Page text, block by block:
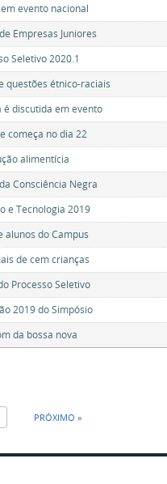
evento nacional
Empresas Juniores
Seletivo 2020.1
questões étnico-raciais
discutida em evento
começa no dia 22
alimentícia
Consciência Negra
e Tecnologia 2019
alunos do Campus
de cem crianças
Processo Seletivo
2019 do Simpósio
da bossa nova
PRÓXIMO »